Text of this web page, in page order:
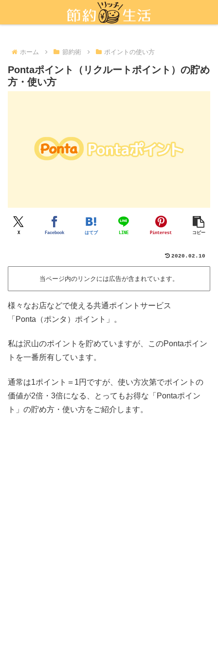
新しい節約術「ポイ活」を活用しよう
ホーム 節約術 ポイントの使い方
Pontaポイント（リクルートポイント）の貯め
方・使い方
X Facebook はてブ LINE Pinterest コピー
2020.02.10
当ページ内のリンクには広告が含まれています。
様々なお店などで使える共通ポイントサービス
「Ponta（ポンタ）ポイント」。
私は沢山のポイントを貯めていますが、このPontaポイン
トを一番所有しています。
通常は1ポイント＝1円ですが、使い方次第でポイントの
価値が2倍・3倍になる、とってもお得な「Pontaポイン
ト」の貯め方・使い方をご紹介します。